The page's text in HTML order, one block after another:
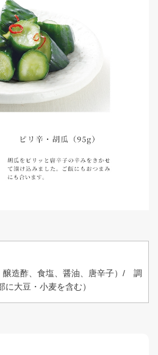
醸造酢、食塩、醤油、唐辛子）/ 調
大豆・小麦を含む）